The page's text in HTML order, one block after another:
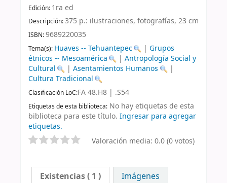
Edición: 1ra ed
Descripción:375 p.: ilustraciones, fotografías, 23 cm
ISBN:9689220035
Tema(s): Huaves -- Tehuantepec |Grupos
étnicos -- Mesoamérica
|Antropología Social y
Cultural
|Asentamientos Humanos
|
Cultura Tradicional
Clasificación LoC:FA 48.H8 | .S54
Etiquetas de esta biblioteca: No hay etiquetas de esta
biblioteca para este título. Ingresar para agregar
etiquetas.
Valoración media: 0.0 (0 votos)
Existencias( 1 ) Imágenes